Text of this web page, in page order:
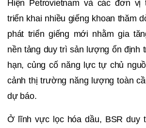
Hiện Petrovietnam và các đơn vị
triển khai nhiều giếng khoan thăm
phát triển giếng mới nhằm gia
nền tảng duy trì sản lượng ổn định
hạn, củng cố năng lực tự chủ
cảnh thị trường năng lượng toàn
dự báo.
Ở lĩnh vực lọc hóa dầu, BSR duy